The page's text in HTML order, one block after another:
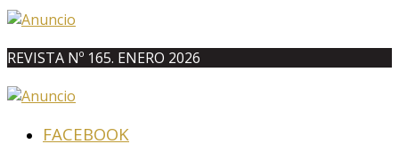
REVISTA Nº 165. ENERO 2026
FACEBOOK